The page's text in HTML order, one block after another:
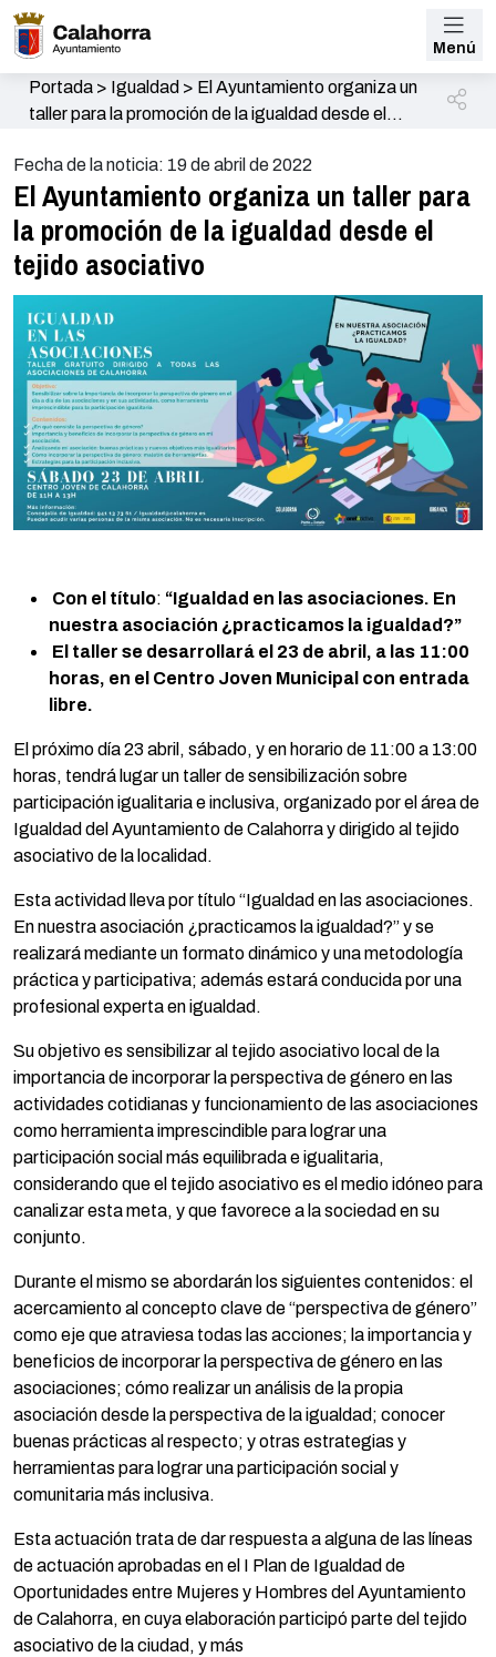
Menú
Portada> Igualdad > El Ayuntamiento organiza un
taller para la promoción de la igualdad desde el
Fecha de la noticia: 19 de abril de 2022
El Ayuntamiento organiza un taller para
la promoción de la igualdad desde el
tejido asociativo
Con el título: “Igualdad en las asociaciones. En
nuestra asociación ¿practicamos la igualdad?”
El taller se desarrollará el 23 de abril, a las 11:00
horas, en el Centro Joven Municipal con entrada
libre.
El próximo día 23 abril, sábado, y en horario de 11:00 a 13:00
horas, tendrá lugar un taller de sensibilización sobre
participación igualitaria e inclusiva, organizado por el área de
Igualdad del Ayuntamiento de Calahorra y dirigido al tejido
asociativo de la localidad.
Esta actividad lleva por título “Igualdad en las asociaciones.
En nuestra asociación ¿practicamos la igualdad?” y se
realizará mediante un formato dinámico y una metodología
práctica y participativa; además estará conducida por una
profesional experta en igualdad.
Su objetivo es sensibilizar al tejido asociativo local de la
importancia de incorporar la perspectiva de género en las
actividades cotidianas y funcionamiento de las asociaciones
como herramienta imprescindible para lograr una
participación social más equilibrada e igualitaria,
considerando que el tejido asociativo es el medio idóneo para
canalizar esta meta, y que favorece a la sociedad en su
conjunto.
Durante el mismo se abordarán los siguientes contenidos: el
acercamiento al concepto clave de “perspectiva de género”
como eje que atraviesa todas las acciones; la importancia y
beneficios de incorporar la perspectiva de género en las
asociaciones; cómo realizar un análisis de la propia
asociación desde la perspectiva de la igualdad; conocer
buenas prácticas al respecto; y otras estrategias y
herramientas para lograr una participación social y
comunitaria más inclusiva.
Esta actuación trata de dar respuesta a alguna de las líneas
de actuación aprobadas en el I Plan de Igualdad de
Oportunidades entre Mujeres y Hombres del Ayuntamiento
de Calahorra, en cuya elaboración participó parte del tejido
asociativo de la ciudad, y más